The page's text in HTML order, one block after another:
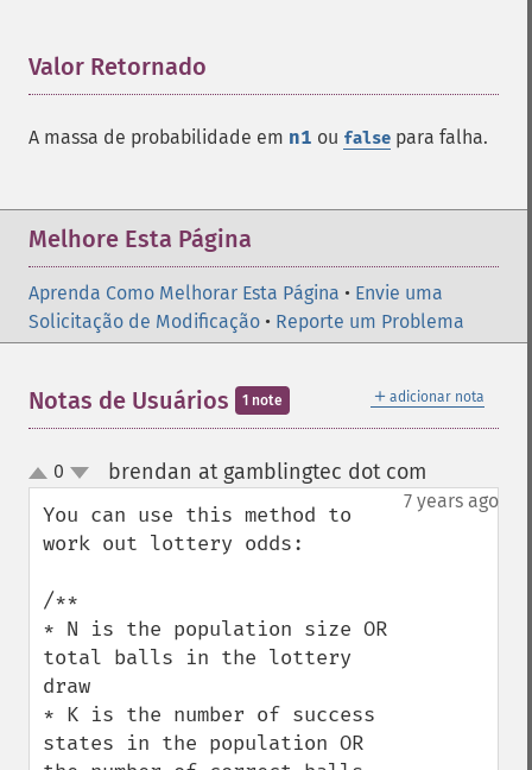
Valor Retornado
A massa de probabilidade em n1 ou false para falha.
Melhore Esta Página
Aprenda Como Melhorar Esta Página • Envie uma
Solicitação de Modificação • Reporte um Problema
＋ adicionar nota
Notas de Usuários 1 note
up
down
0 brendan at gamblingtec dot com
7 years ago
You can use this method to
work out lottery odds:
/**
* N is the population size OR
total balls in the lottery
draw
* K is the number of success
states in the population OR